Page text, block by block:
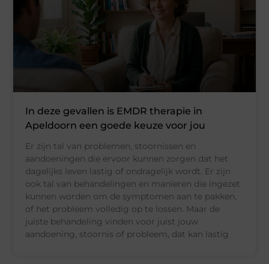
In deze gevallen is EMDR therapie in
Apeldoorn een goede keuze voor jou
Er zijn tal van problemen, stoornissen en
aandoeningen die ervoor kunnen zorgen dat het
dagelijks leven lastig of ondragelijk wordt. Er zijn
ook tal van behandelingen en manieren die ingezet
kunnen worden om de symptomen aan te pakken,
of het probleem volledig op te lossen. Maar de
juiste behandeling vinden voor juist jouw
aandoening, stoornis of probleem, dat kan lastig